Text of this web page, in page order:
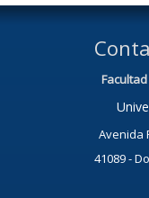
Avenida
41089 -